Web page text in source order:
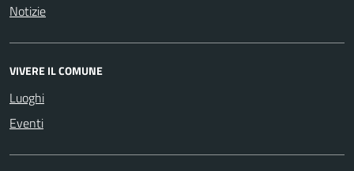
Notizie
VIVERE IL COMUNE
Luoghi
Eventi